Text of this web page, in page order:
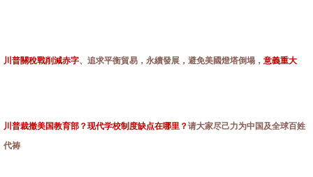
川普關稅戰削減赤字、追求平衡貿易，永續發展，避免美國燈塔倒塌， 意義重大
川普裁撤美国教育部？现代学校制度缺点在哪里？请大家尽己力为中国及全球百姓
代祷